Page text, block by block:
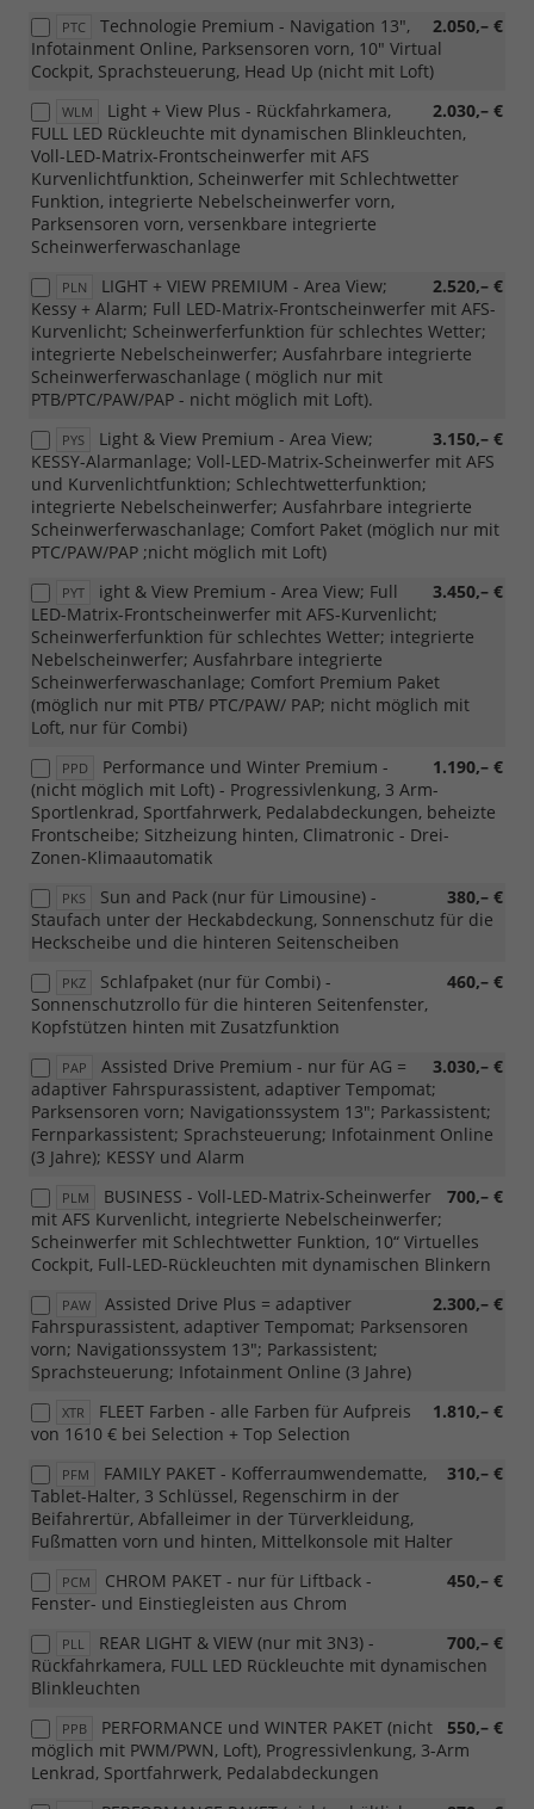
PTC 2.050,– €
Technologie Premium - Navigation 13",
Infotainment Online, Parksensoren vorn, 10" Virtual
Cockpit, Sprachsteuerung, Head Up (nicht mit Loft)
WLM 2.030,– €
Light + View Plus - Rückfahrkamera,
FULL LED Rückleuchte mit dynamischen Blinkleuchten,
Voll-LED-Matrix-Frontscheinwerfer mit AFS
Kurvenlichtfunktion, Scheinwerfer mit Schlechtwetter
Funktion, integrierte Nebelscheinwerfer vorn,
Parksensoren vorn, versenkbare integrierte
Scheinwerferwaschanlage
PLN 2.520,– €
LIGHT + VIEW PREMIUM - Area View;
Kessy + Alarm; Full LED-Matrix-Frontscheinwerfer mit AFS-
Kurvenlicht; Scheinwerferfunktion für schlechtes Wetter;
integrierte Nebelscheinwerfer; Ausfahrbare integrierte
Scheinwerferwaschanlage ( möglich nur mit
PTB/PTC/PAW/PAP - nicht möglich mit Loft).
PYS 3.150,– €
Light & View Premium - Area View;
KESSY-Alarmanlage; Voll-LED-Matrix-Scheinwerfer mit AFS
und Kurvenlichtfunktion; Schlechtwetterfunktion;
integrierte Nebelscheinwerfer; Ausfahrbare integrierte
Scheinwerferwaschanlage; Comfort Paket (möglich nur mit
PTC/PAW/PAP ;nicht möglich mit Loft)
PYT 3.450,– €
ight & View Premium - Area View; Full
LED-Matrix-Frontscheinwerfer mit AFS-Kurvenlicht;
Scheinwerferfunktion für schlechtes Wetter; integrierte
Nebelscheinwerfer; Ausfahrbare integrierte
Scheinwerferwaschanlage; Comfort Premium Paket
(möglich nur mit PTB/ PTC/PAW/ PAP; nicht möglich mit
Loft, nur für Combi)
PPD 1.190,– €
Performance und Winter Premium -
(nicht möglich mit Loft) - Progressivlenkung, 3 Arm-
Sportlenkrad, Sportfahrwerk, Pedalabdeckungen, beheizte
Frontscheibe; Sitzheizung hinten, Climatronic - Drei-
Zonen-Klimaautomatik
PKS 380,– €
Sun and Pack (nur für Limousine) -
Staufach unter der Heckabdeckung, Sonnenschutz für die
Heckscheibe und die hinteren Seitenscheiben
PKZ 460,– €
Schlafpaket (nur für Combi) -
Sonnenschutzrollo für die hinteren Seitenfenster,
Kopfstützen hinten mit Zusatzfunktion
PAP 3.030,– €
Assisted Drive Premium - nur für AG =
adaptiver Fahrspurassistent, adaptiver Tempomat;
Parksensoren vorn; Navigationssystem 13"; Parkassistent;
Fernparkassistent; Sprachsteuerung; Infotainment Online
(3 Jahre); KESSY und Alarm
PLM 700,– €
BUSINESS - Voll-LED-Matrix-Scheinwerfer
mit AFS Kurvenlicht, integrierte Nebelscheinwerfer;
Scheinwerfer mit Schlechtwetter Funktion, 10“ Virtuelles
Cockpit, Full-LED-Rückleuchten mit dynamischen Blinkern
PAW 2.300,– €
Assisted Drive Plus = adaptiver
Fahrspurassistent, adaptiver Tempomat; Parksensoren
vorn; Navigationssystem 13"; Parkassistent;
Sprachsteuerung; Infotainment Online (3 Jahre)
XTR 1.810,– €
FLEET Farben - alle Farben für Aufpreis
von 1610 € bei Selection + Top Selection
PFM 310,– €
FAMILY PAKET - Kofferraumwendematte,
Tablet-Halter, 3 Schlüssel, Regenschirm in der
Beifahrertür, Abfalleimer in der Türverkleidung,
Fußmatten vorn und hinten, Mittelkonsole mit Halter
PCM 450,– €
CHROM PAKET - nur für Liftback -
Fenster- und Einstiegleisten aus Chrom
PLL 700,– €
REAR LIGHT & VIEW (nur mit 3N3) -
Rückfahrkamera, FULL LED Rückleuchte mit dynamischen
Blinkleuchten
PPB 550,– €
PERFORMANCE und WINTER PAKET (nicht
möglich mit PWM/PWN, Loft), Progressivlenkung, 3-Arm
Lenkrad, Sportfahrwerk, Pedalabdeckungen